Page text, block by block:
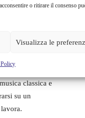
o ritirare il consenso
Visualizza le
davanti
non capisce. Il
classica e
su un